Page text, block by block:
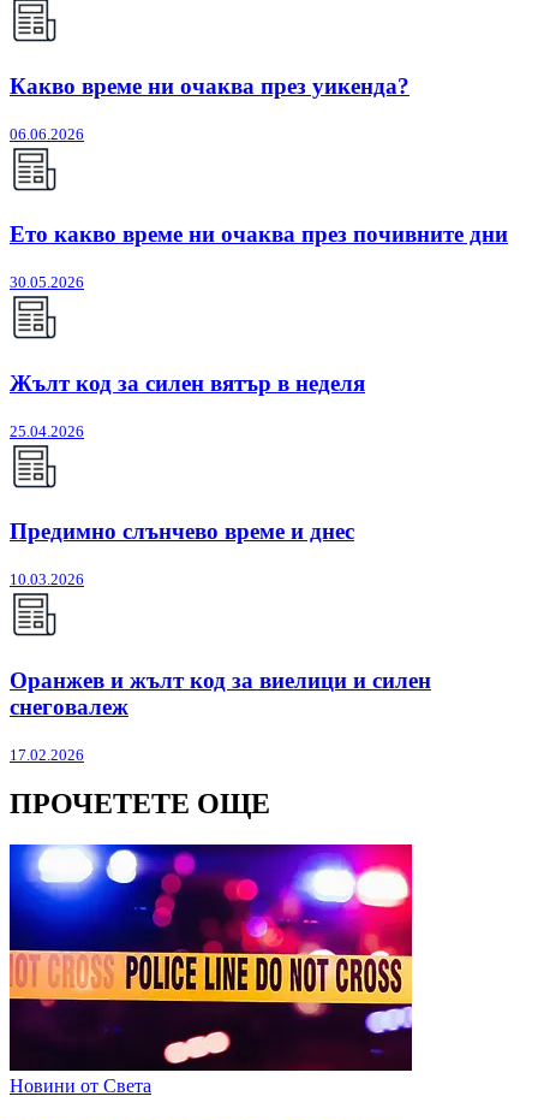
Какво време ни очаква през уикенда?
06.06.2026
Ето какво време ни очаква през почивните дни
30.05.2026
Жълт код за силен вятър в неделя
25.04.2026
Предимно слънчево време и днес
10.03.2026
Оранжев и жълт код за виелици и силен
снеговалеж
17.02.2026
ПРОЧЕТЕТЕ ОЩЕ
Новини от Света